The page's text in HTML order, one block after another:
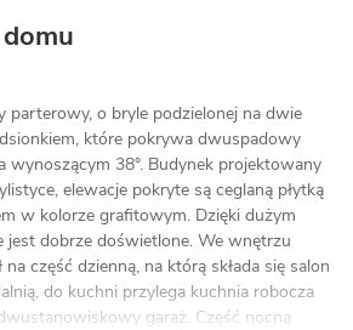
parterowy, o bryle podzielonej na dwie
które pokrywa dwuspadowy
wynoszącym 38°. Budynek projektowany
elewacje pokryte są ceglaną płytką
w kolorze grafitowym. Dzięki dużym
jest dobrze doświetlone. We wnętrzu
część dzienną, na którą składa się salon
do kuchni przylega kuchnia robocza
garaż. Część nocną